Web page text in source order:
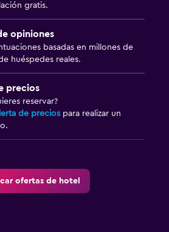
gratis.
opiniones
basadas en millones de
huéspedes reales.
precios
reservar?
de precios para realizar un
ofertas de hotel